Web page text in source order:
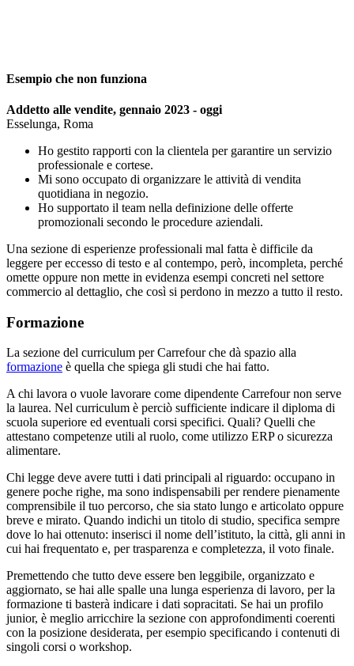
Esempio che non funziona
Addetto alle vendite, gennaio 2023 - oggi
Esselunga, Roma
Ho gestito rapporti con la clientela per garantire un servizio
professionale e cortese.
Mi sono occupato di organizzare le attività di vendita
quotidiana in negozio.
Ho supportato il team nella definizione delle offerte
promozionali secondo le procedure aziendali.
Una sezione di esperienze professionali mal fatta è difficile da
leggere per eccesso di testo e al contempo, però, incompleta, perché
omette oppure non mette in evidenza esempi concreti nel settore
commercio al dettaglio, che così si perdono in mezzo a tutto il resto.
Formazione
La sezione del curriculum per Carrefour che dà spazio alla
formazione è quella che spiega gli studi che hai fatto.
A chi lavora o vuole lavorare come dipendente Carrefour non serve
la laurea. Nel curriculum è perciò sufficiente indicare il diploma di
scuola superiore ed eventuali corsi specifici. Quali? Quelli che
attestano competenze utili al ruolo, come utilizzo ERP o sicurezza
alimentare.
Chi legge deve avere tutti i dati principali al riguardo: occupano in
genere poche righe, ma sono indispensabili per rendere pienamente
comprensibile il tuo percorso, che sia stato lungo e articolato oppure
breve e mirato. Quando indichi un titolo di studio, specifica sempre
dove lo hai ottenuto: inserisci il nome dell’istituto, la città, gli anni in
cui hai frequentato e, per trasparenza e completezza, il voto finale.
Premettendo che tutto deve essere ben leggibile, organizzato e
aggiornato, se hai alle spalle una lunga esperienza di lavoro, per la
formazione ti basterà indicare i dati sopracitati. Se hai un profilo
junior, è meglio arricchire la sezione con approfondimenti coerenti
con la posizione desiderata, per esempio specificando i contenuti di
singoli corsi o workshop.